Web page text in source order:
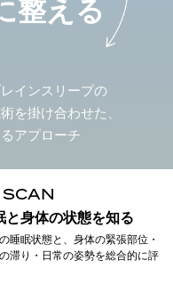
整える
インスリープの
を掛け合わせた、
アプローチ
と身体の状態を知る
睡眠状態と、身体の緊張部位・
滞り・日常の姿勢を総合的に評